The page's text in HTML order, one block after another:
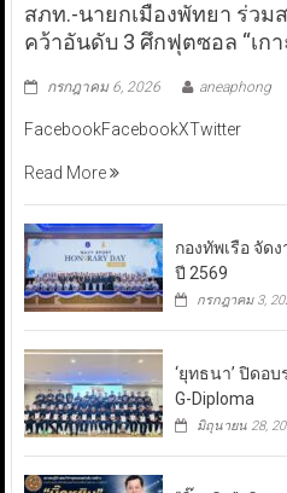
สภท.-นายกเมืองพัทยา ร่วม
คว้าอันดับ 3 ศึกฟุตซอล “เก
กรกฎาคม 6, 2026 aneaphong
FacebookFacebookXTwitter
Read More
กองทัพเรือ จัด
ปี 2569
กรกฎาคม 3,
‘ยุทธนา’ ปิดอ
G-Diploma
มิถุนายน 28,